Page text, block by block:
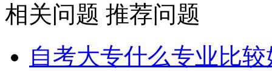
相关问题 推荐问题
自考大专什么专业比